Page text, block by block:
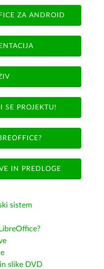
ZA ANDROID
SE PROJEKTU!
IN PREDLOGE
sistem
slike DVD